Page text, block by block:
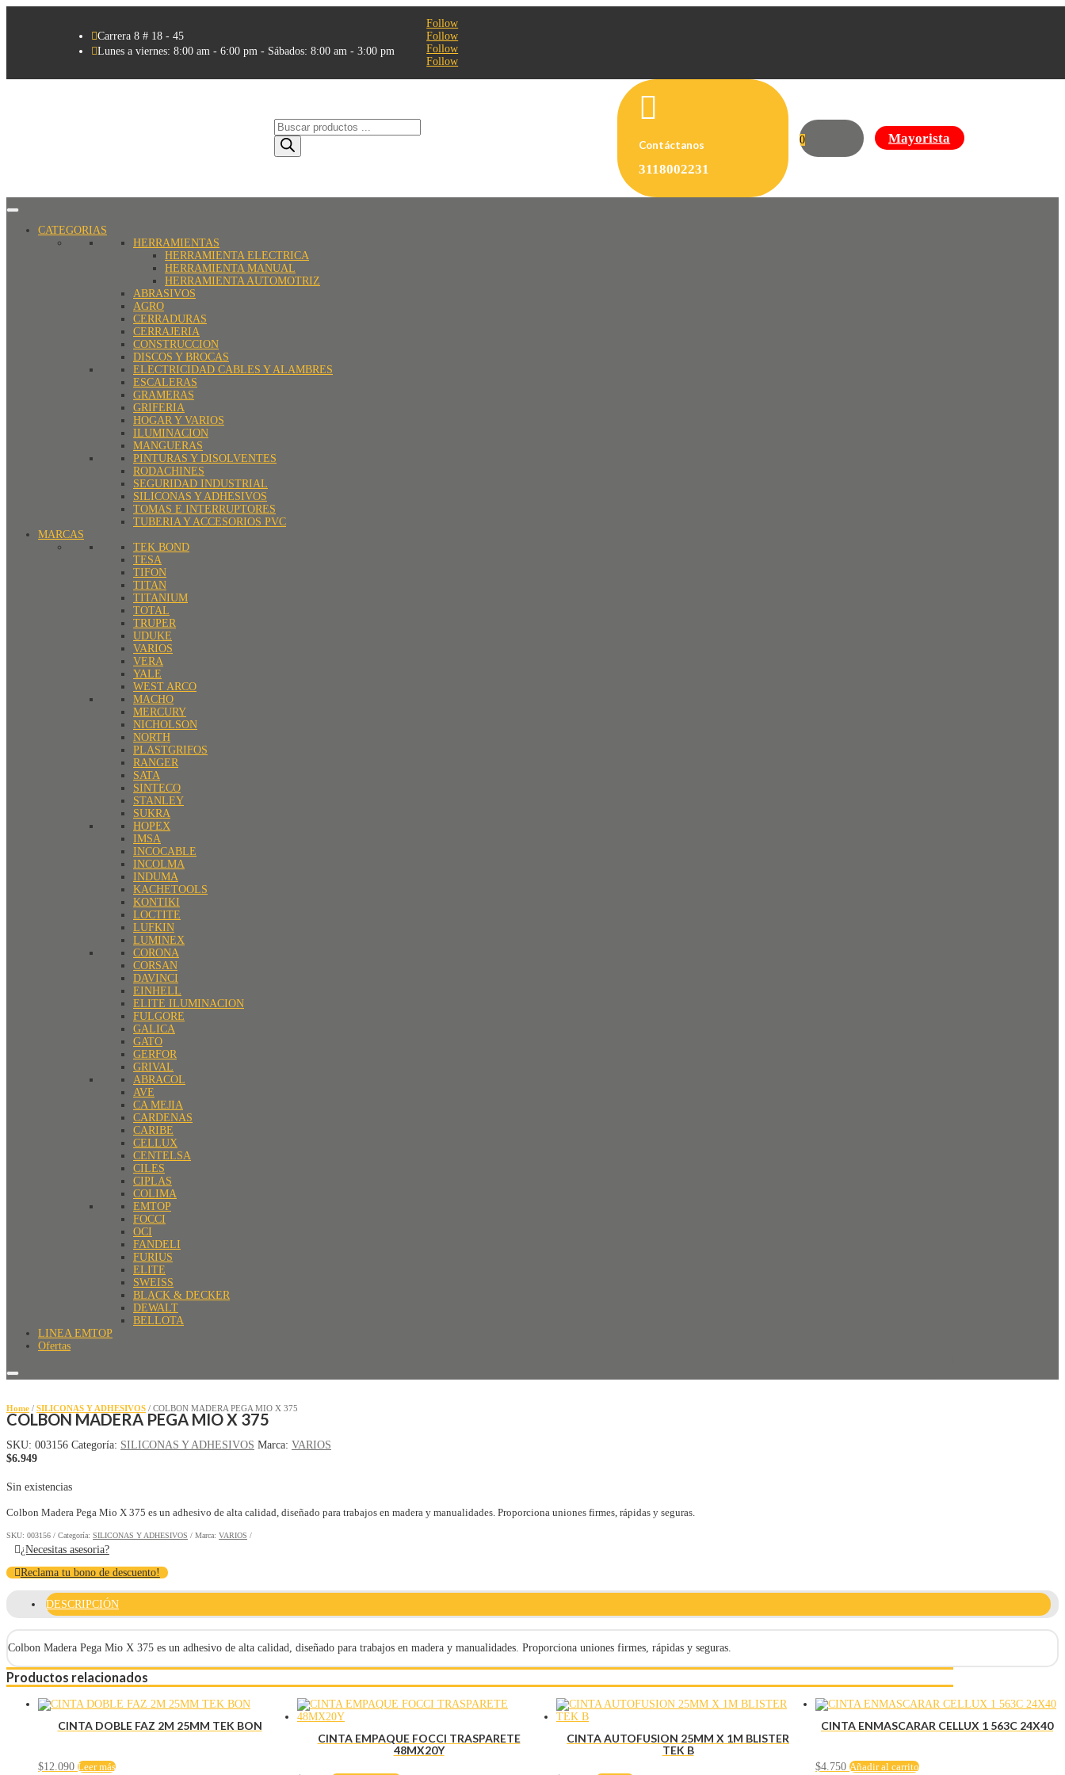
Carrera 8 # 18 - 45
Lunes a viernes: 8:00 am - 6:00 pm - Sábados: 8:00 am - 3:00 pm
Follow
Follow
Follow
Follow
Búsqueda
de
productos

Contáctanos
3118002231
0 Mayorista
CATEGORIAS
HERRAMIENTAS
HERRAMIENTA ELECTRICA
HERRAMIENTA MANUAL
HERRAMIENTA AUTOMOTRIZ
ABRASIVOS
AGRO
CERRADURAS
CERRAJERIA
CONSTRUCCION
DISCOS Y BROCAS
ELECTRICIDAD CABLES Y ALAMBRES
ESCALERAS
GRAMERAS
GRIFERIA
HOGAR Y VARIOS
ILUMINACION
MANGUERAS
PINTURAS Y DISOLVENTES
RODACHINES
SEGURIDAD INDUSTRIAL
SILICONAS Y ADHESIVOS
TOMAS E INTERRUPTORES
TUBERIA Y ACCESORIOS PVC
MARCAS
TEK BOND
TESA
TIFON
TITAN
TITANIUM
TOTAL
TRUPER
UDUKE
VARIOS
VERA
YALE
WEST ARCO
MACHO
MERCURY
NICHOLSON
NORTH
PLASTGRIFOS
RANGER
SATA
SINTECO
STANLEY
SUKRA
HOPEX
IMSA
INCOCABLE
INCOLMA
INDUMA
KACHETOOLS
KONTIKI
LOCTITE
LUFKIN
LUMINEX
CORONA
CORSAN
DAVINCI
EINHELL
ELITE ILUMINACION
FULGORE
GALICA
GATO
GERFOR
GRIVAL
ABRACOL
AVE
CA MEJIA
CARDENAS
CARIBE
CELLUX
CENTELSA
CILES
CIPLAS
COLIMA
EMTOP
FOCCI
OCI
FANDELI
FURIUS
ELITE
SWEISS
BLACK & DECKER
DEWALT
BELLOTA
LINEA EMTOP
Ofertas
Home / SILICONAS Y ADHESIVOS / COLBON MADERA PEGA MIO X 375
COLBON MADERA PEGA MIO X 375
SKU: 003156 Categoría: SILICONAS Y ADHESIVOS Marca: VARIOS
$6.949
Sin existencias
Colbon Madera Pega Mio X 375 es un adhesivo de alta calidad, diseñado para trabajos en madera y manualidades. Proporciona uniones firmes, rápidas y seguras.
SKU: 003156 Categoría: SILICONAS Y ADHESIVOS Marca: VARIOS
¿Necesitas asesoria?
Reclama tu bono de descuento!
DESCRIPCIÓN
Colbon Madera Pega Mio X 375 es un adhesivo de alta calidad, diseñado para trabajos en madera y manualidades. Proporciona uniones firmes, rápidas y seguras.
Productos relacionados
CINTA DOBLE FAZ 2M 25MM TEK BON
$12.090 Leer más
CINTA EMPAQUE FOCCI TRASPARETE
48MX20Y
CINTA AUTOFUSION 25MM X 1M BLISTER
TEK B
CINTA ENMASCARAR CELLUX 1 563C 24X40
$4.750 Añadir al carrito